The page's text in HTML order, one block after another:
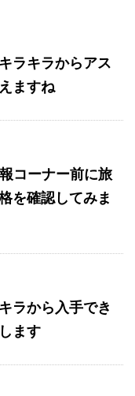
ラキラからアス
ますね
コーナー前に旅
を確認してみま
ラから入手でき
ます